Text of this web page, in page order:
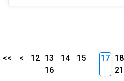
<< < 12 13 14
15
16
17 18
21